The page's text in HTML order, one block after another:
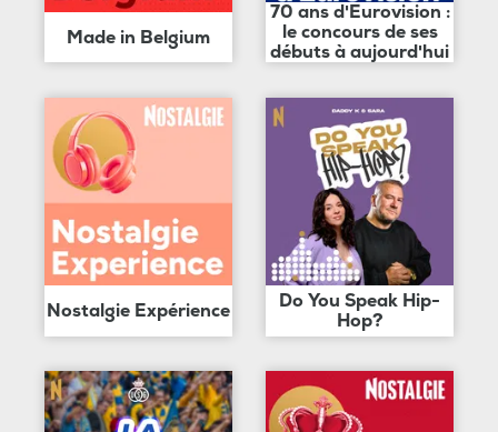
Made in Belgium
70 ans d'Eurovision :
le concours de ses
débuts à aujourd'hui
Nostalgie Expérience
Do You Speak Hip-
Hop?